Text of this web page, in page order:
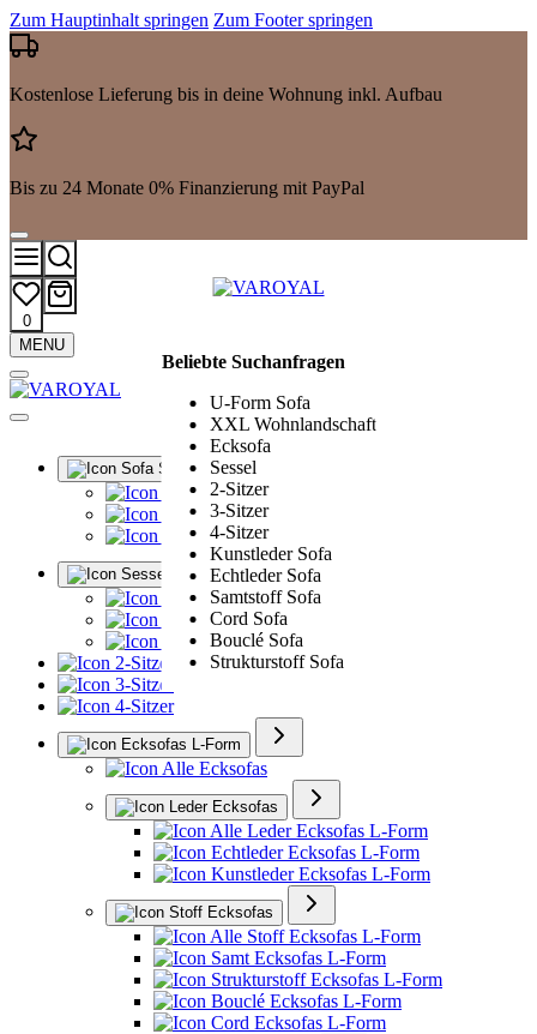
Zum Hauptinhalt springen Zum Footer springen
Kostenlose Lieferung bis in deine Wohnung inkl. Aufbau
Bis zu 24 Monate 0% Finanzierung mit PayPal
0
Beliebte Suchanfragen
U-Form Sofa
XXL Wohnlandschaft
Ecksofa
Sessel
2-Sitzer
3-Sitzer
4-Sitzer
Kunstleder Sofa
Echtleder Sofa
Samtstoff Sofa
Cord Sofa
Bouclé Sofa
Strukturstoff Sofa
Suchergebnisse
MENU
Sofa Sets
Alle Sofa Sets
Ledergarnituren
Polstergarnituren
Sessel
Alle Sessel
Ledersessel
Polstersessel
2-Sitzer
3-Sitzer
4-Sitzer
Ecksofas L-Form
Alle Ecksofas
Leder Ecksofas
Alle Leder Ecksofas L-Form
Echtleder Ecksofas L-Form
Kunstleder Ecksofas L-Form
Stoff Ecksofas
Alle Stoff Ecksofas L-Form
Samt Ecksofas L-Form
Strukturstoff Ecksofas L-Form
Bouclé Ecksofas L-Form
Cord Ecksofas L-Form